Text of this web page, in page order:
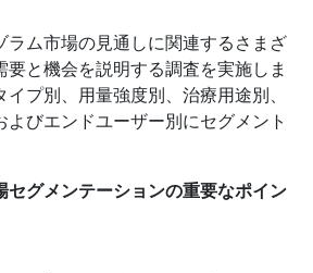
ラム市場の見通しに関連するさまざ
要と機会を説明する調査を実施しま
プ別、用量強度別、 治療用途別、
びエンドユーザー別にセグメント
セグメンテーションの重要なポイン